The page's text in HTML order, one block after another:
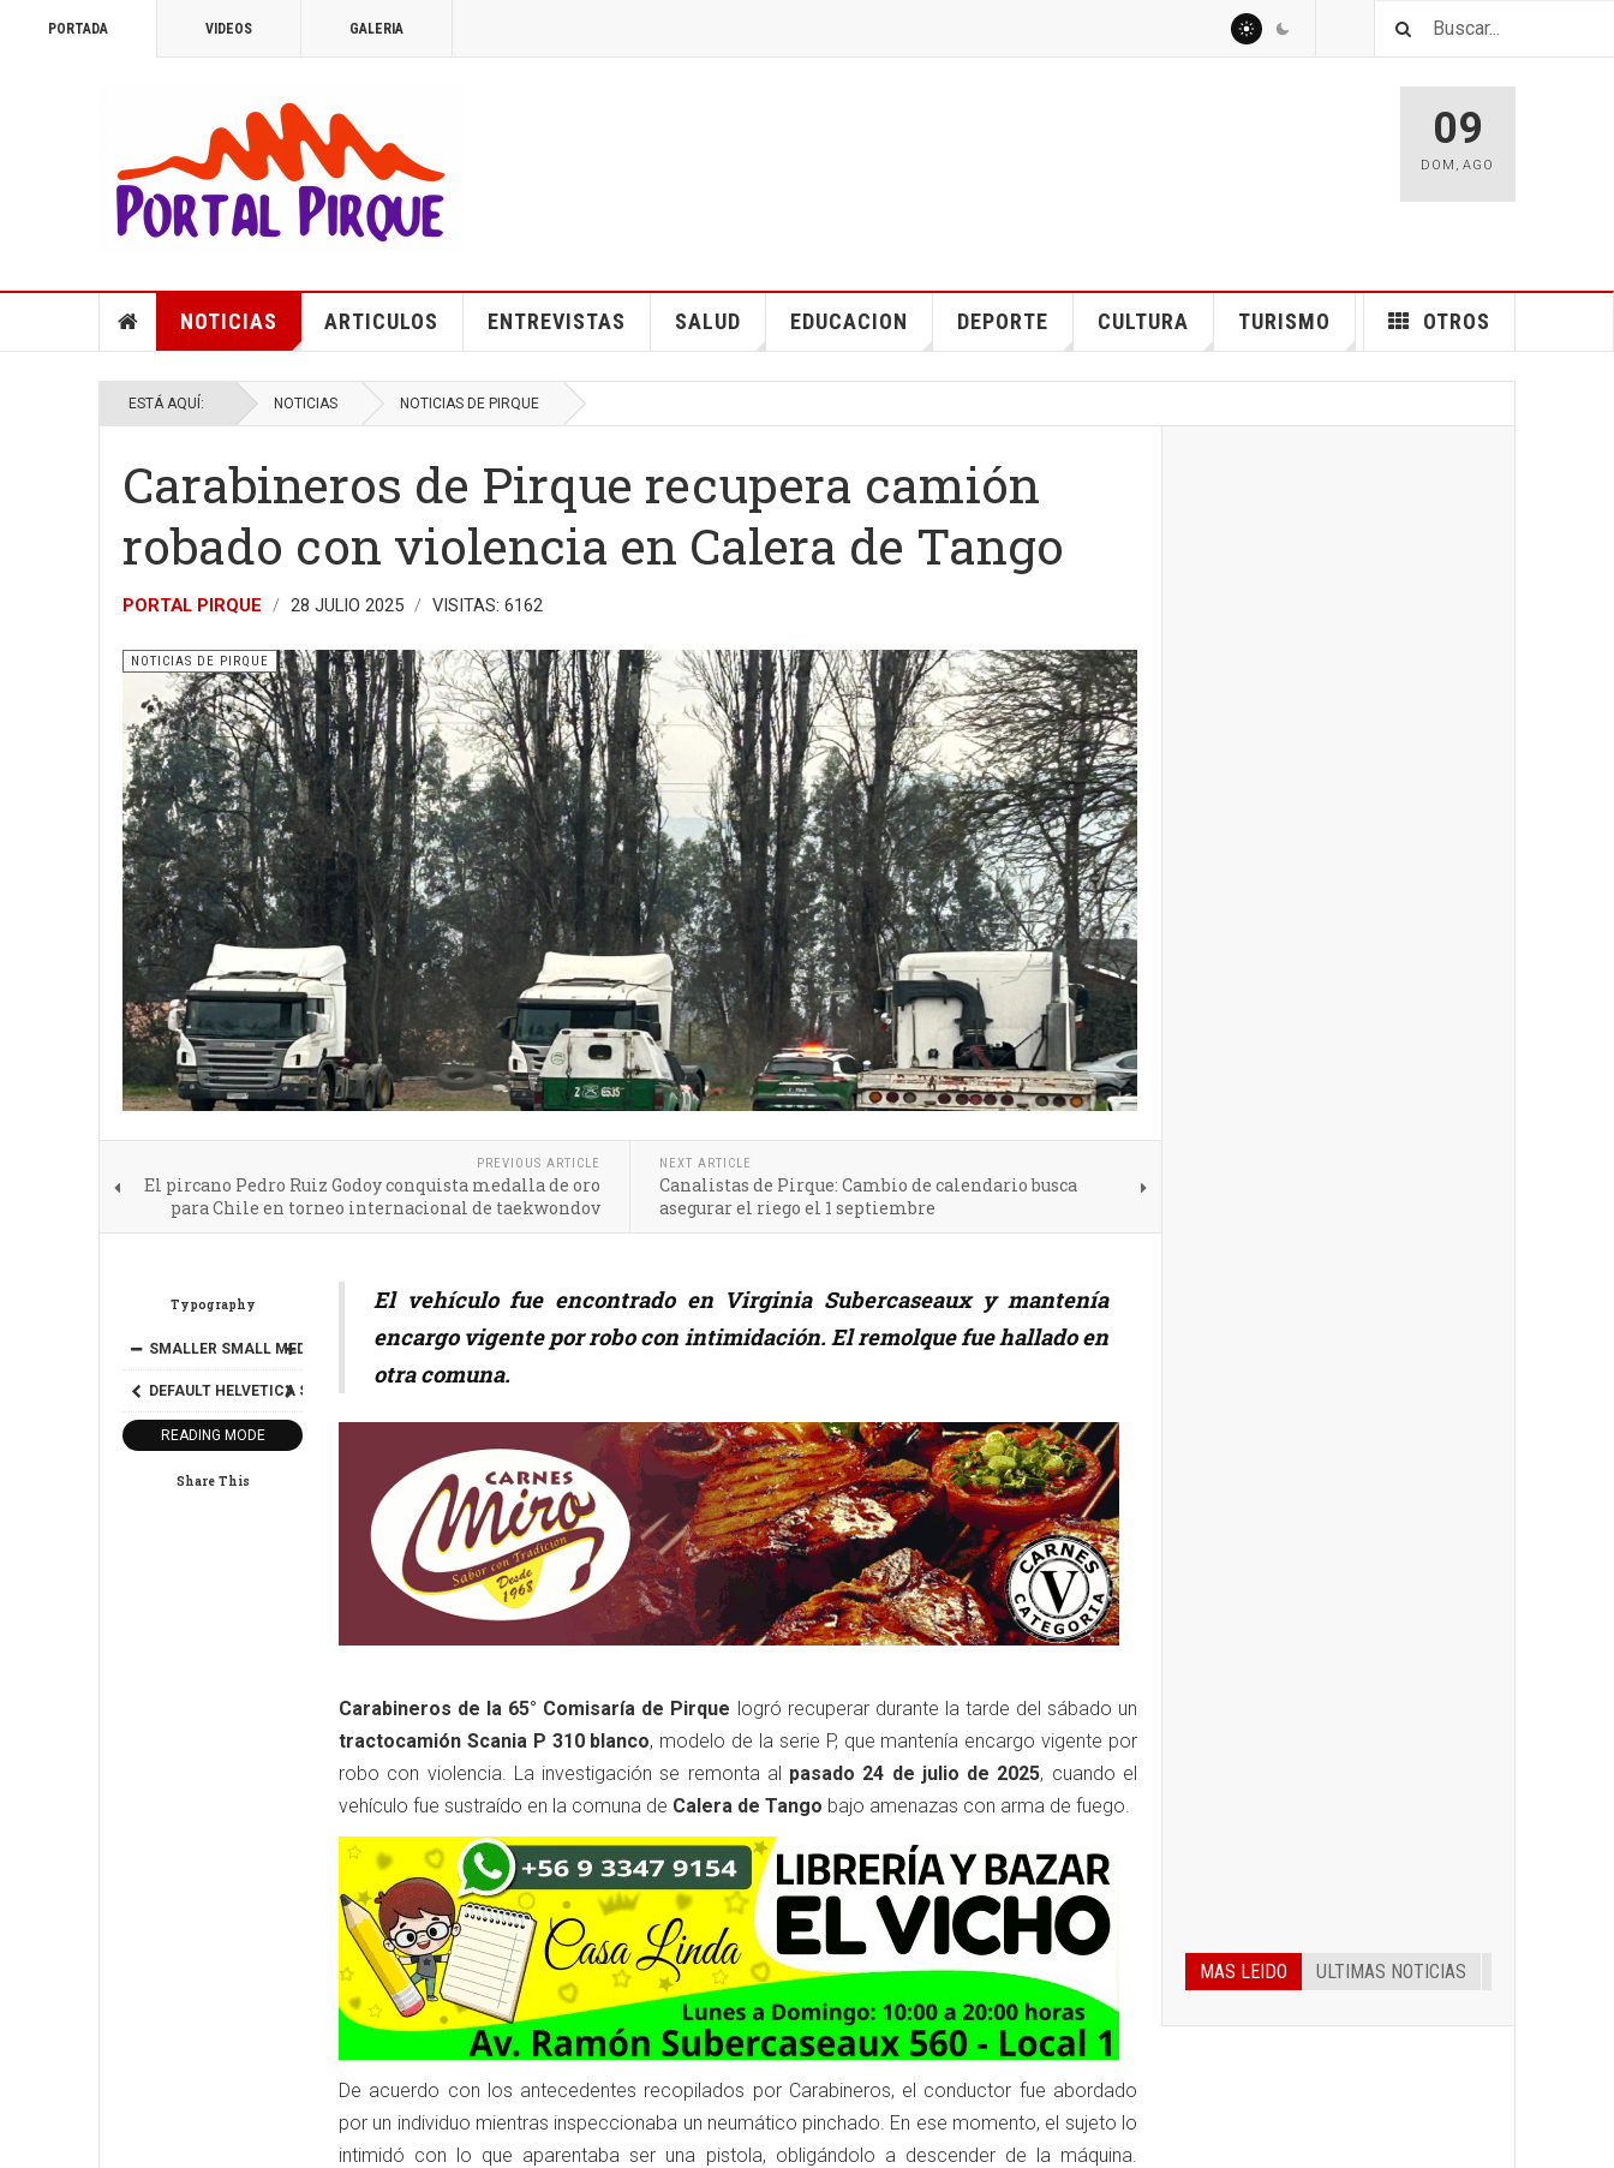
PORTADA VIDEOS GALERIA
09
DOM ,AGO
NOTICIAS ARTICULOS ENTREVISTAS SALUD EDUCACION DEPORTE CULTURA TURISMO OTROS
ESTÁ AQUÍ: NOTICIAS NOTICIAS DE PIRQUE
Carabineros de Pirque recupera camión
robado con violencia en Calera de Tango
PORTAL PIRQUE 28 JULIO 2025 VISITAS: 6162
NOTICIAS DE PIRQUE
PREVIOUS ARTICLE
El pircano Pedro Ruiz Godoy conquista medalla de oro
para Chile en torneo internacional de taekwondov
NEXT ARTICLE
Canalistas de Pirque: Cambio de calendario busca
asegurar el riego el 1 septiembre
Typography
SMALLER SMALL MEDIUM BIGGER
DEFAULT HELVETICA SEGOE
READING MODE
Share This
El vehículo fue encontrado en Virginia Subercaseaux y mantenía
encargo vigente por robo con intimidación. El remolque fue hallado en
otra comuna.
Carabineros de la 65° Comisaría de Pirque logró recuperar durante la tarde del sábado un
tractocamión Scania P 310 blanco, modelo de la serie P, que mantenía encargo vigente por
robo con violencia. La investigación se remonta al pasado 24 de julio de 2025, cuando el
vehículo fue sustraído en la comuna de Calera de Tango bajo amenazas con arma de fuego.
De acuerdo con los antecedentes recopilados por Carabineros, el conductor fue abordado
por un individuo mientras inspeccionaba un neumático pinchado. En ese momento, el sujeto lo
intimidó con lo que aparentaba ser una pistola, obligándolo a descender de la máquina.
MAS LEIDO ULTIMAS NOTICIAS